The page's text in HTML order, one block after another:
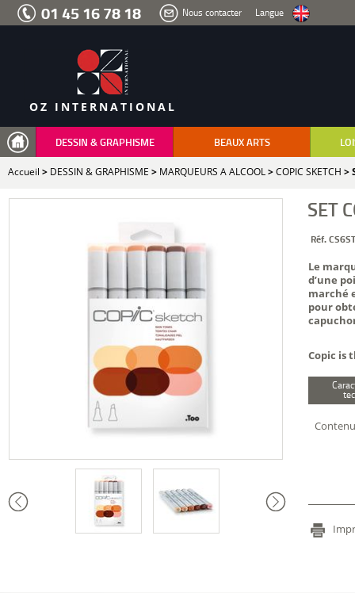
Aller
menu
recherche
01 45 16 78 18 Nous contacter Langue
OZ INTERNATIONAL
DESSIN & GRAPHISME BEAUX ARTS
Accueil > DESSIN & GRAPHISME > MARQUEURS A ALCOOL>COPIC SKETCH >
SET
Réf.
Le
d’une
marché
pour
Copic is